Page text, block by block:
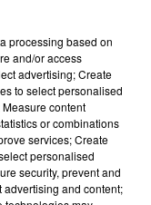
Benny
Becky G sur
processing based on
and/or access
advertising; Create
to select personalised
content
or combinations
services; Create
personalised
security, prevent and
advertising and content;